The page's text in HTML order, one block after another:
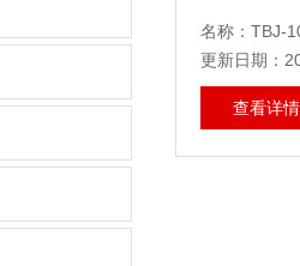
名称：TBJ-
更新日期：
查看详情